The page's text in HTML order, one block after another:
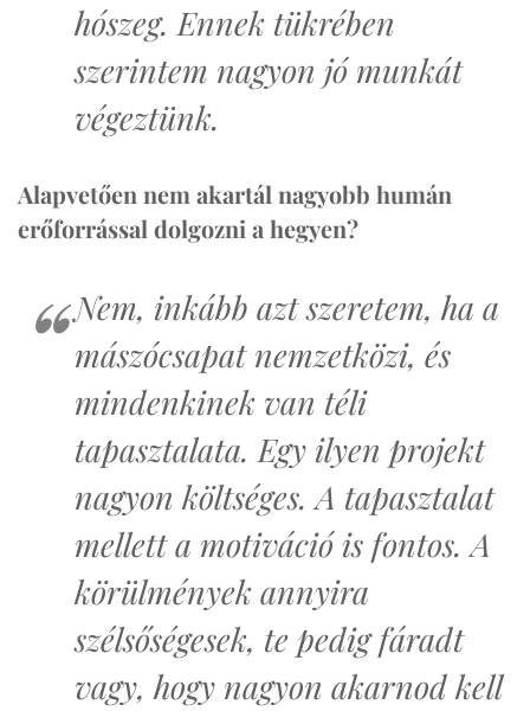
hószeg. Ennek tükrében
szerintem nagyon jó munkát
végeztünk.
Alapvetően nem akartál nagyobb humán
erőforrással dolgozni a hegyen?
Nem, inkább azt szeretem, ha a
mászócsapat nemzetközi, és
mindenkinek van téli
tapasztalata. Egy ilyen projekt
nagyon költséges. A tapasztalat
mellett a motiváció is fontos. A
körülmények annyira
szélsőségesek, te pedig fáradt
vagy, hogy nagyon akarnod kell